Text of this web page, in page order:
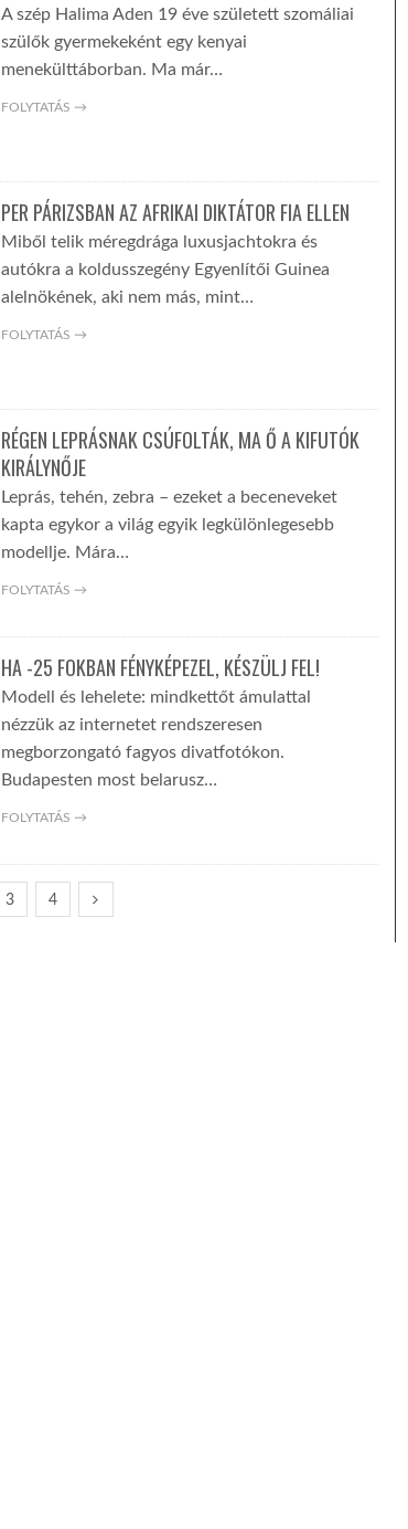
A szép Halima Aden 19 éve született szomáliai
szülők gyermekeként egy kenyai
menekülttáborban. Ma már…
FOLYTATÁS →
PER PÁRIZSBAN AZ AFRIKAI DIKTÁTOR FIA ELLEN
Miből telik méregdrága luxusjachtokra és
autókra a koldusszegény Egyenlítői Guinea
alelnökének, aki nem más, mint…
FOLYTATÁS →
RÉGEN LEPRÁSNAK CSÚFOLTÁK, MA Ő A KIFUTÓK
KIRÁLYNŐJE
Leprás, tehén, zebra – ezeket a beceneveket
kapta egykor a világ egyik legkülönlegesebb
modellje. Mára…
FOLYTATÁS →
HA -25 FOKBAN FÉNYKÉPEZEL, KÉSZÜLJ FEL!
Modell és lehelete: mindkettőt ámulattal
nézzük az internetet rendszeresen
megborzongató fagyos divatfotókon.
Budapesten most belarusz…
FOLYTATÁS →
3 4